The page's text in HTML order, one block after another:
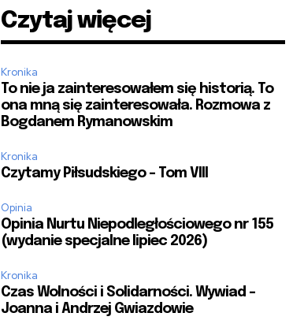
Czytaj więcej
Kronika
To nie ja zainteresowałem się historią. To
ona mną się zainteresowała. Rozmowa z
Bogdanem Rymanowskim
Kronika
Czytamy Piłsudskiego – Tom VIII
Opinia
Opinia Nurtu Niepodległościowego nr 155
(wydanie specjalne lipiec 2026)
Kronika
Czas Wolności i Solidarności. Wywiad –
Joanna i Andrzej Gwiazdowie